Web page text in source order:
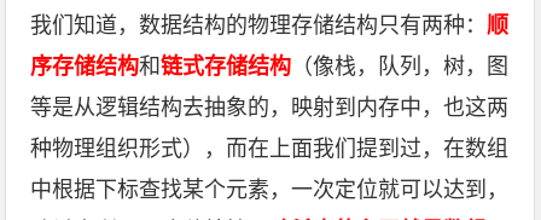
我们知道，数据结构的物理存储结构只有两种：顺
序存储结构和链式存储结构 （像栈，队列，树，图
等是从逻辑结构去抽象的，映射到内存中，也这两
种物理组织形式），而在上面我们提到过，在数组
中根据下标查找某个元素，一次定位就可以达到，